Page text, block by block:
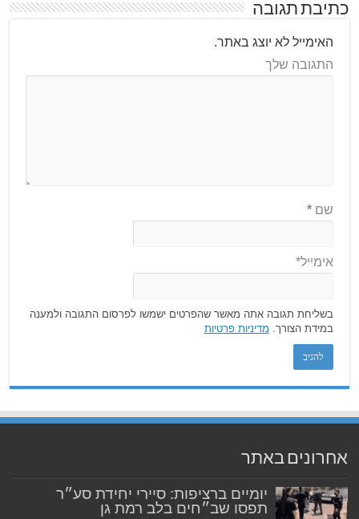
כתיבת תגובה
האימייל לא יוצג באתר.
התגובה שלך
שם*
אימייל*
בשליחת תגובה אתה מאשר שהפרטים ישמשו לפרסום התגובה ולמענה
במידת הצורך. מדיניות פרטיות
אחרונים באתר
יומיים ברציפות: סיירי יחידת סע״ר
תפסו שב״חים בלב רמת גן